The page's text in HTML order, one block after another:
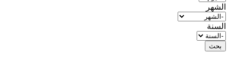
‏الشهر ‏
‏السنة ‏